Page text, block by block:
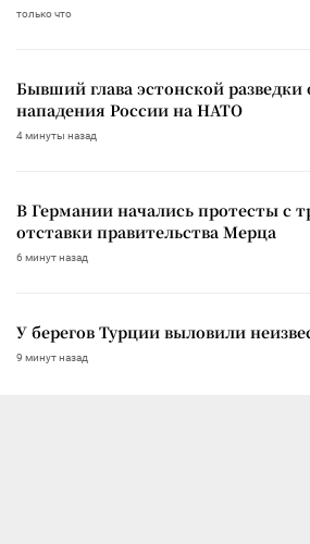
только что
Бывший глава эстонской разведки
нападения России на НАТО
4 минуты назад
В Германии начались протесты с
отставки правительства Мерца
6 минут назад
У берегов Турции выловили
9 минут назад